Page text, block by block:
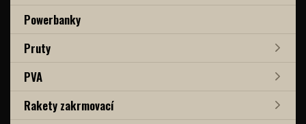
Powerbanky
Pruty
PVA
Rakety zakrmovací